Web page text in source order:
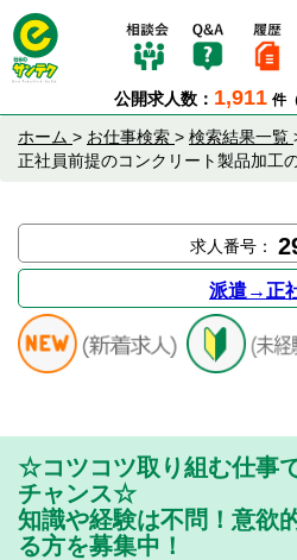
公開求人数： 1,911 件
ホーム > お仕事検索 > 検索結果一覧
正社員前提のコンクリート製品加工
求人番号：
派遣→正
☆コツコツ取り組む仕事
チャンス☆
知識や経験は不問！意欲
る方を募集中！